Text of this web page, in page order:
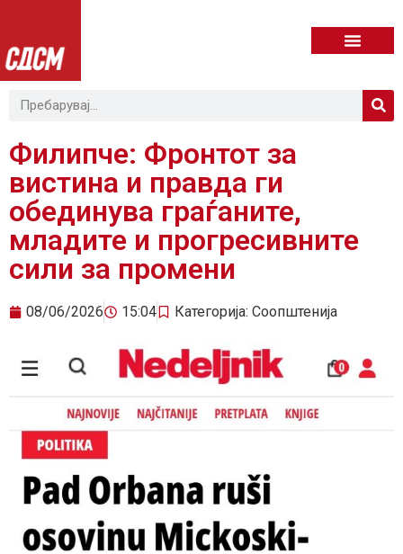
Филипче: Фронтот за
вистина и правда ги
обединува граѓаните,
младите и прогресивните
сили за промени
08/06/2026 15:04 Категорија: Соопштенија